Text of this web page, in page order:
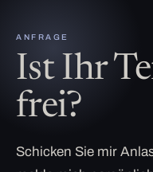
ANFRAGE
Ist Ihr
frei?
Schicken Sie mir